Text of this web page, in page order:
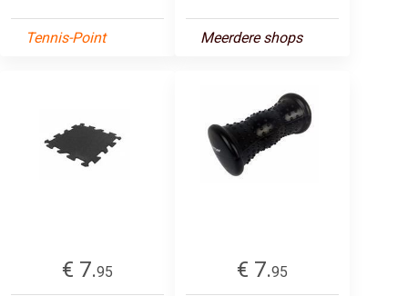
Tennis-Point Meerdere shops
€ 7.95
€ 7.95